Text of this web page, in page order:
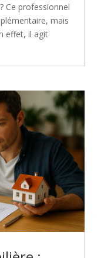
Ce professionnel
mais
effet, il agit